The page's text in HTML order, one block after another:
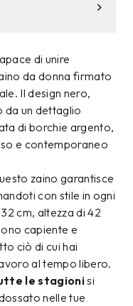
di unire
da donna firmato
Il design nero,
da un dettaglio
di borchie argento,
e contemporaneo
zaino garantisce
con stile in ogni
cm, altezza di 42
capiente e
ciò di cui hai
al tempo libero.
le stagionisi
nelle tue